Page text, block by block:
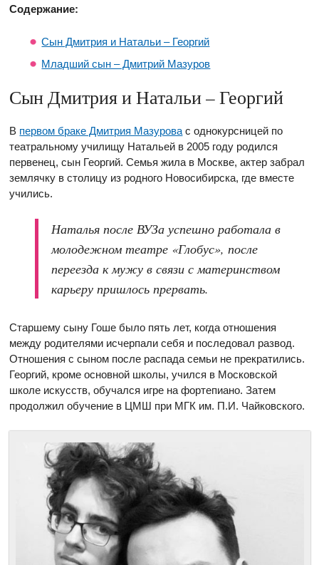
Содержание:
Сын Дмитрия и Натальи – Георгий
Младший сын – Дмитрий Мазуров
Сын Дмитрия и Натальи – Георгий
В первом браке Дмитрия Мазурова с однокурсницей по
театральному училищу Натальей в 2005 году родился
первенец, сын Георгий. Семья жила в Москве, актер забрал
землячку в столицу из родного Новосибирска, где вместе
учились.
Наталья после ВУЗа успешно работала в
молодежном театре «Глобус», после
переезда к мужу в связи с материнством
карьеру пришлось прервать.
Старшему сыну Гоше было пять лет, когда отношения
между родителями исчерпали себя и последовал развод.
Отношения с сыном после распада семьи не прекратились.
Георгий, кроме основной школы, учился в Московской
школе искусств, обучался игре на фортепиано. Затем
продолжил обучение в ЦМШ при МГК им. П.И. Чайковского.